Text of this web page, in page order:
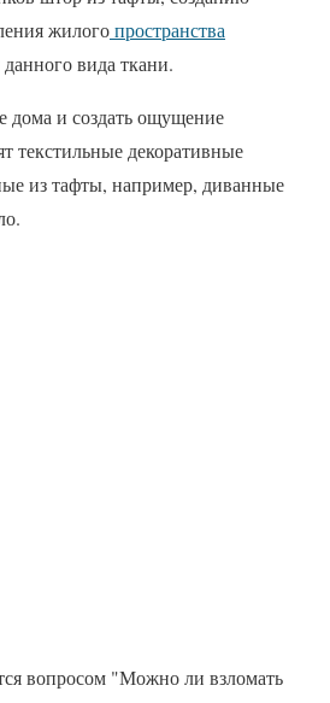
жилогопространства
вида ткани.
дома и создать ощущение
текстильные декоративные
из тафты, например, диванные
вопросом "Можно ли взломать